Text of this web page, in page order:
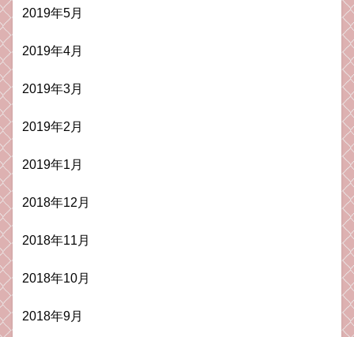
2019年5月
2019年4月
2019年3月
2019年2月
2019年1月
2018年12月
2018年11月
2018年10月
2018年9月